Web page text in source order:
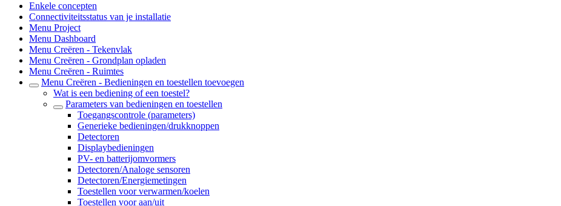
Enkele concepten
Connectiviteitsstatus van je installatie
Menu Project
Menu Dashboard
Menu Creëren - Tekenvlak
Menu Creëren - Grondplan opladen
Menu Creëren - Ruimtes
Menu Creëren - Bedieningen en toestellen toevoegen
Wat is een bediening of een toestel?
Parameters van bedieningen en toestellen
Toegangscontrole (parameters)
Generieke bedieningen/drukknoppen
Detectoren
Displaybedieningen
PV- en batterijomvormers
Detectoren/Analoge sensoren
Detectoren/Energiemetingen
Toestellen voor verwarmen/koelen
Toestellen voor aan/uit